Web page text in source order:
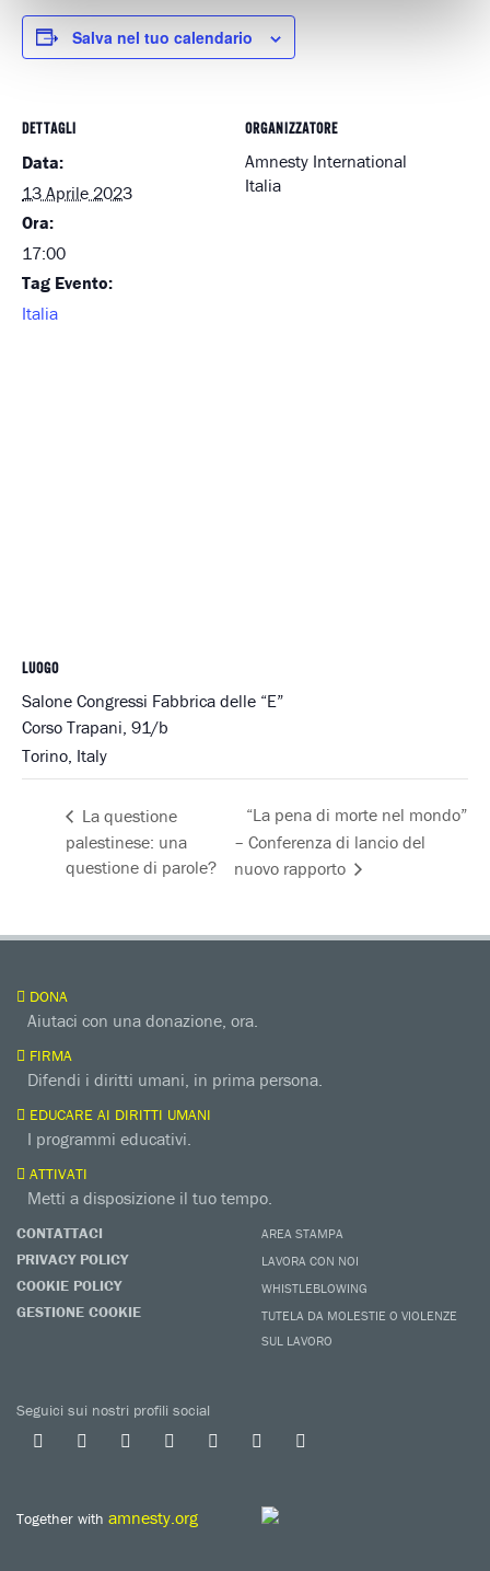
Salva nel tuo calendario
DETTAGLI
Data:
13 Aprile 2023
Ora:
17:00
Tag Evento:
Italia
ORGANIZZATORE
Amnesty International
Italia
LUOGO
Salone Congressi Fabbrica delle “E”
Corso Trapani, 91/b
Torino Italy
La questione
palestinese: una
questione di parole?
“La pena di morte nel mondo”
– Conferenza di lancio del
nuovo rapporto
DONA
Aiutaci con una donazione, ora.
FIRMA
Difendi i diritti umani, in prima persona.
EDUCARE AI DIRITTI UMANI
I programmi educativi.
ATTIVATI
Metti a disposizione il tuo tempo.
CONTATTACI
PRIVACY POLICY
COOKIE POLICY
GESTIONE COOKIE
AREA STAMPA
LAVORA CON NOI
WHISTLEBLOWING
TUTELA DA MOLESTIE O VIOLENZE
SUL LAVORO
Seguici sui nostri profili social
Together with amnesty.org